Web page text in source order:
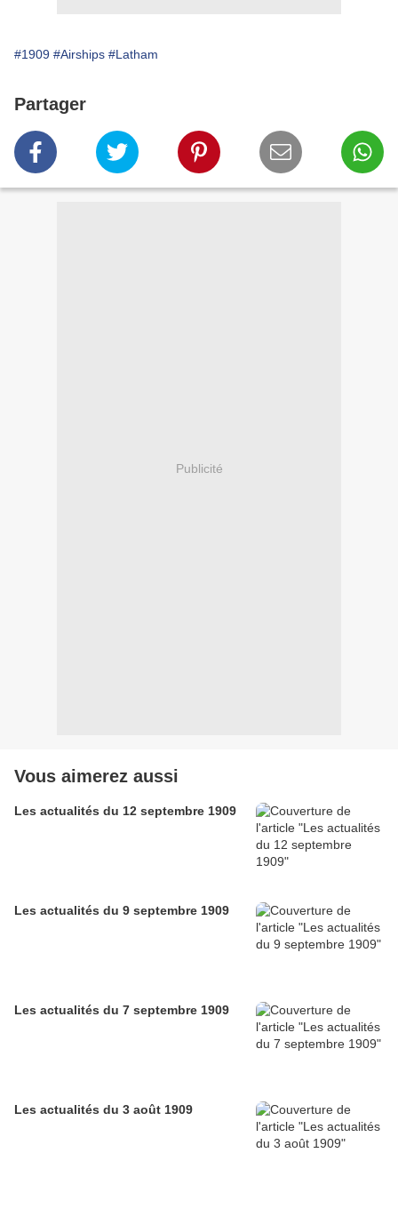
#1909 #Airships #Latham
Partager
Publicité
Vous aimerez aussi
Les actualités du 12 septembre 1909
Les actualités du 9 septembre 1909
Les actualités du 7 septembre 1909
Les actualités du 3 août 1909